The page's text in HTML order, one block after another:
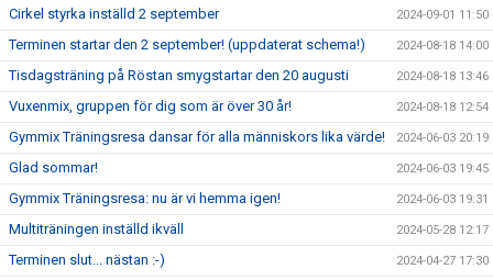
Cirkel styrka inställd 2 september 2024-09-01 11:50
Terminen startar den 2 september! (uppdaterat schema!) 2024-08-18 14:00
Tisdagsträning på Röstan smygstartar den 20 augusti 2024-08-18 13:46
Vuxenmix, gruppen för dig som är över 30 år! 2024-08-18 12:54
Gymmix Träningsresa dansar för alla människors lika värde! 2024-06-03 20:19
Glad sommar! 2024-06-03 19:45
Gymmix Träningsresa: nu är vi hemma igen! 2024-06-03 19:31
Multiträningen inställd ikväll 2024-05-28 12:17
Terminen slut... nästan :-) 2024-04-27 17:30